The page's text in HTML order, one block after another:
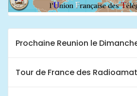
Prochaine Reunion le
Tour de France des